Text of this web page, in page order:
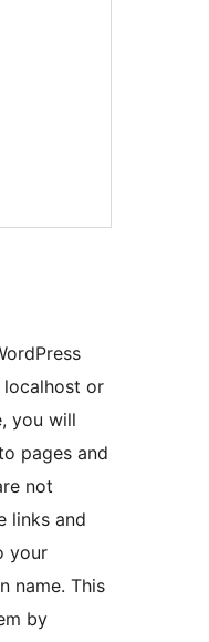
or
you will
pages and
not
links and
your
name. This
by